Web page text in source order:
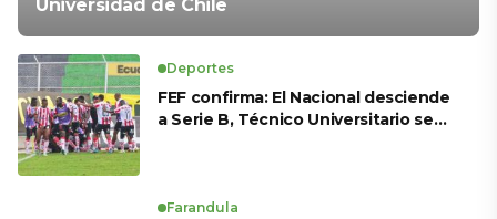
Universidad de Chile
Deportes
FEF confirma: El Nacional desciende
a Serie B, Técnico Universitario se
Farandula